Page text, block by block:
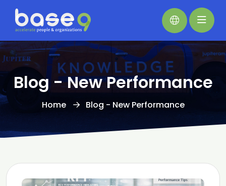
Blog - New Performance
Home Blog - New Performance